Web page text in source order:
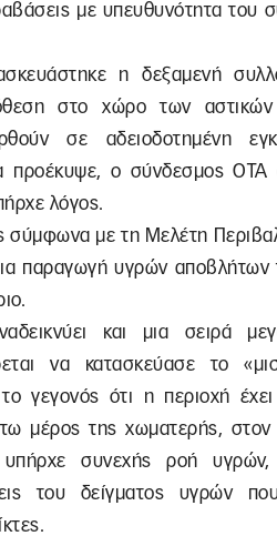
με υπευθυνότητα του
η δεξαμενή
στο χώρο των
σε αδειοδοτημένη
προέκυψε, ο σύνδεσμος ΟΤΑ
λόγος.
σύμφωνα με τη Μελέτη
παραγωγή υγρών αποβλήτων
και μια σειρά
να κατασκεύασε το
γεγονός ότι η περιοχή έχει
μέρος της χωματερής,
υπήρχε συνεχής ροή
του δείγματος υγρών